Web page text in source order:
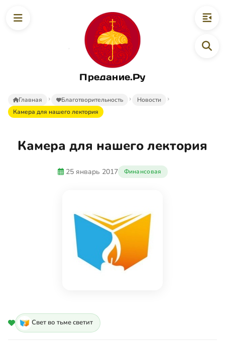
Предание.Ру
Главная Благотворительность
Новости
Камера для нашего лектория
Камера для нашего лектория
25 январь 2017 Финансовая
Свет во тьме светит